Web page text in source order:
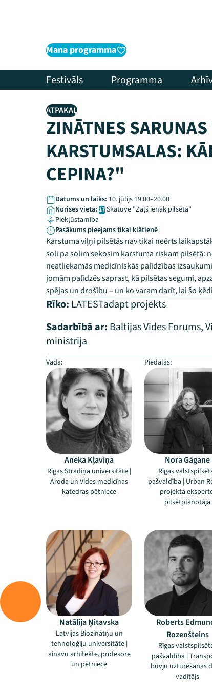
Mana programma
Festivāls Programma
ATPAKAĻ
ZINĀTNES
KARSTUMSALAS:
CEPINA?"
Datums un laiks: 10. jūlijs 19.00–20.00
Norises vieta: 17Skatuve "Zaļš ienāk pilsētā"
Piekļūstamība
Pasākums pieejams tikai klātienē
Karstuma viļņi pilsētās nav tikai neērts
soli pa solim sekosim karstuma riskam pilsētā:
neatliekamās medicīniskās palīdzības
jomām palīdzēs saprast, kā pilsētas segumi,
spējas un drošību – un ko varam darīt, lai šo
Rīko: LATESTadapt projekts
Sadarbībā ar: Baltijas Vides Forums,
ministrija
Vada:
Aneka Kļaviņa
Rīgas Stradiņa universitāte |
Aroda un Vides medicīnas
katedras pētniece
Piedalās:
Nora Gāgane
Rīgas
pašvaldība | Urban
projekta
pilsētplānotāja
Natālija Ņitavska
Latvijas Biozinātņu un
tehnoloģiju universitāte |
ainavu arhitekte, profesore
un pētniece
Roberts
Rozenšteins
Rīgas
pašvaldība |
būvju uzturēšanas
vadītājs